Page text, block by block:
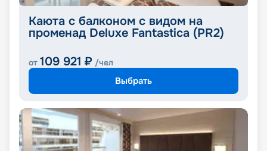
Каюта с балконом с видом на
променад Deluxe Fantastica (PR2)
от 109 921 ₽ /чел
Выбрать